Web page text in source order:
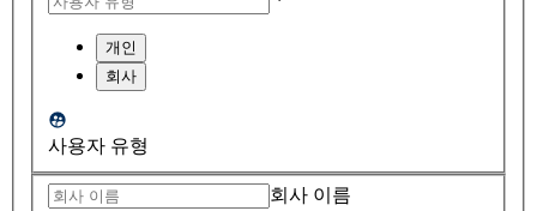
개인
회사
사용자 유형
회사 이름